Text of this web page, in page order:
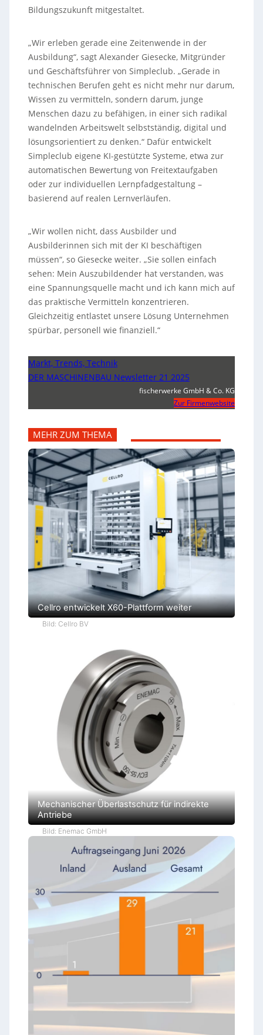
Bildungszukunft mitgestaltet.
„Wir erleben gerade eine Zeitenwende in der
Ausbildung“, sagt Alexander Giesecke, Mitgründer
und Geschäftsführer von Simpleclub. „Gerade in
technischen Berufen geht es nicht mehr nur darum,
Wissen zu vermitteln, sondern darum, junge
Menschen dazu zu befähigen, in einer sich radikal
wandelnden Arbeitswelt selbstständig, digital und
lösungsorientiert zu denken.“ Dafür entwickelt
Simpleclub eigene KI-gestützte Systeme, etwa zur
automatischen Bewertung von Freitextaufgaben
oder zur individuellen Lernpfadgestaltung –
basierend auf realen Lernverläufen.
„Wir wollen nicht, dass Ausbilder und
Ausbilderinnen sich mit der KI beschäftigen
müssen“, so Giesecke weiter. „Sie sollen einfach
sehen: Mein Auszubildender hat verstanden, was
eine Spannungsquelle macht und ich kann mich auf
das praktische Vermitteln konzentrieren.
Gleichzeitig entlastet unsere Lösung Unternehmen
spürbar, personell wie finanziell.“
Markt, Trends, Technik
DER MASCHINENBAU Newsletter 21 2025
fischerwerke GmbH & Co. KG
Zur Firmenwebsite
MEHR ZUM THEMA
Cellro entwickelt X60-Plattform weiter
Bild: Cellro BV
Mechanischer Überlastschutz für indirekte
Antriebe
Bild: Enemac GmbH